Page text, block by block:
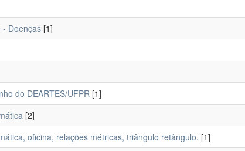
- Doenças [1]
do DEARTES/UFPR [1]
[2]
oficina, relações métricas, triângulo retângulo. [1]